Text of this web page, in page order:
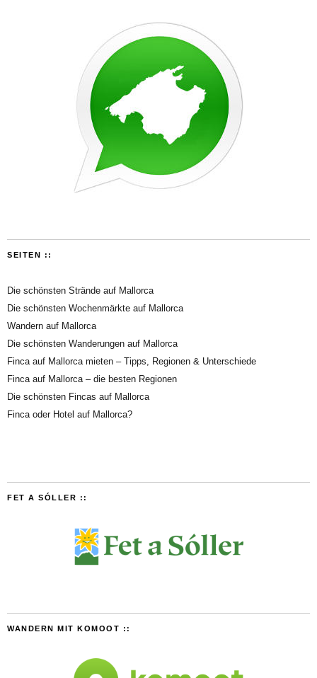
SEITEN ::
Die schönsten Strände auf Mallorca
Die schönsten Wochenmärkte auf Mallorca
Wandern auf Mallorca
Die schönsten Wanderungen auf Mallorca
Finca auf Mallorca mieten – Tipps, Regionen & Unterschiede
Finca auf Mallorca – die besten Regionen
Die schönsten Fincas auf Mallorca
Finca oder Hotel auf Mallorca?
FET A SÓLLER ::
WANDERN MIT KOMOOT ::